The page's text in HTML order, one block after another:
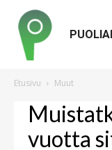
Etusivu Muut
vuotta